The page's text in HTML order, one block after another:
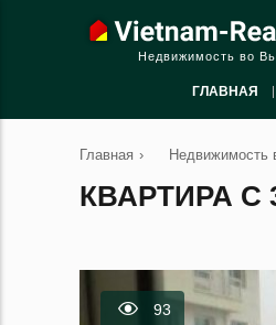
Недвижимость во
ГЛАВНАЯ
Главная › Недвижимость
КВАРТИРА С
93